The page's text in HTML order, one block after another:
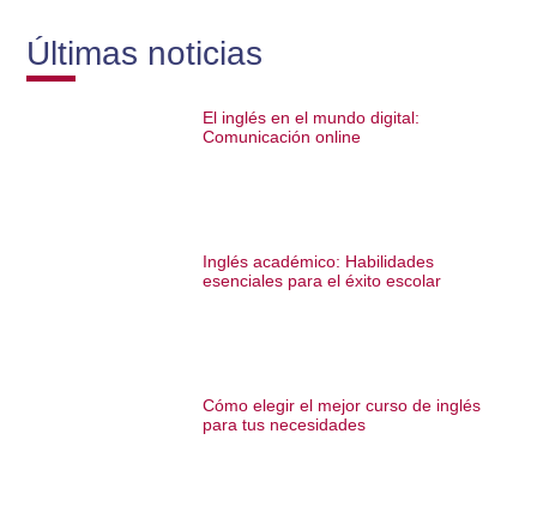
Últimas noticias
El inglés en el mundo digital:
Comunicación online
Inglés académico: Habilidades
esenciales para el éxito escolar
Cómo elegir el mejor curso de inglés
para tus necesidades